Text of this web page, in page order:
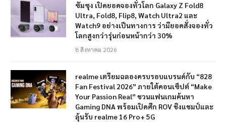
ซัมซุง เปิดยอดจองทั่วโลก Galaxy Z Fold8
Ultra, Fold8, Flip8, Watch Ultra2 และ
Watch9 อย่างเป็นทางการ ว่ามียอดสั่งจองทั่ว
โลกสูงกว่ารุ่นก่อนหน้ากว่า 30%
8 สิงหาคม 2026
realme เตรียมฉลองครบรอบแบรนด์กับ “828
Fan Festival 2026” ภายใต้คอนเซ็ปต์ “Make
Your Passion Real” ชวนแฟนเกมค้นหา
Gaming DNA พร้อมเปิดศึก ROV ชิงแชมป์และ
ลุ้นรับ realme 16 Pro+ 5G